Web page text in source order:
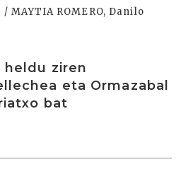
/ MAYTIA ROMERO, Danilo
ziren
eta Ormazabal
bat